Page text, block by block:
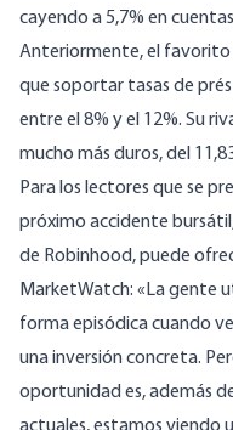
cayendo a 5,7% en
Anteriormente, el favorito
que soportar tasas de
entre el 8% y el 12%. Su
mucho más duros, del
Para los lectores que se
próximo accidente
de Robinhood, puede
MarketWatch: «La gente
forma episódica cuando
una inversión concreta.
oportunidad es, además